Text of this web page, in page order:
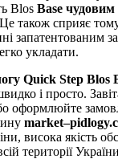
Blos Base чудовим
також сприяє
запатентованим
укладати.
Quick Step Blos
і просто.
оформлюйте
market–pidlogy.
висока якість
території